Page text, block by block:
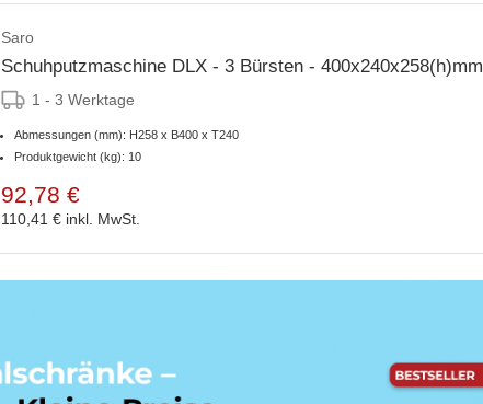
Saro
Schuhputzmaschine DLX - 3 Bürsten - 400x240x258(h)mm
1 - 3 Werktage
Abmessungen (mm): H258 x B400 x T240
Produktgewicht (kg): 10
92,78 €
110,41 € inkl. MwSt.